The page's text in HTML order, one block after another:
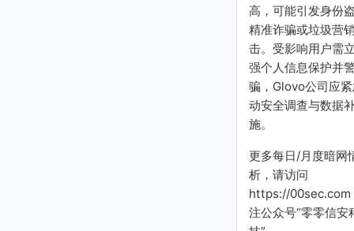
高，可能引发身份
精准诈骗或垃圾营
击。受影响用户需
强个人信息保护并
骗，Glovo公司应
动安全调查与数据
施。
更多每日/月度暗网
析，请访问
https://00sec.com
注公众号“零零信安